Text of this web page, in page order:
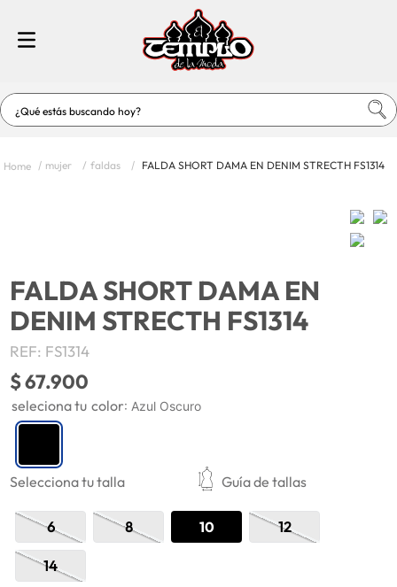
¿Qué estás buscando hoy?
mujer faldas FALDA SHORT DAMA EN DENIM STRECTH FS1314
FALDA SHORT DAMA EN
DENIM STRECTH FS1314
REF: FS1314
$67.900
Selecciona tu talla Guía de tallas
6 8 10 12
14
color: Azul Oscuro
1.
jeans
5.
blusas
6
enterizos-conjuntos